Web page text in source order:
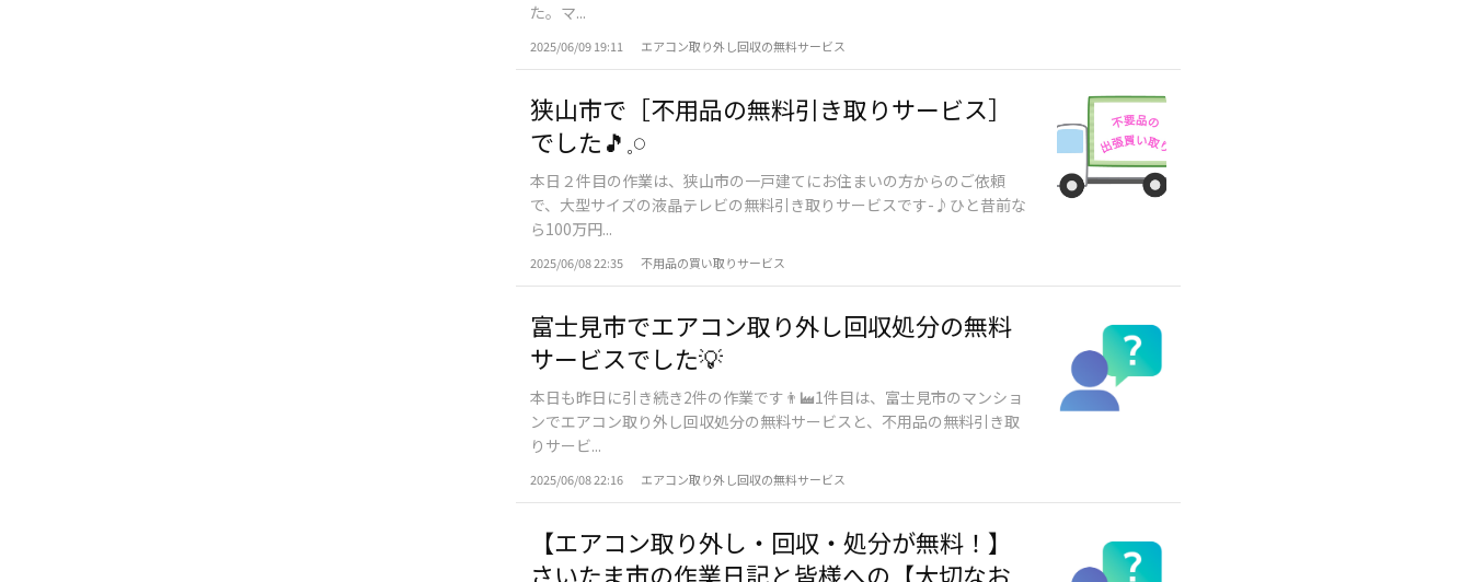
た。マ...
2025/06/09 19:11 エアコン取り外し回収の無料サービス
狭山市で［不用品の無料引き取りサービス］
でした🎵𓈒𓏸
本日２件目の作業は、狭山市の一戸建てにお住まいの方からのご依頼
で、大型サイズの液晶テレビの無料引き取りサービスです-♪ひと昔前な
ら100万円...
2025/06/08 22:35 不用品の買い取りサービス
富士見市でエアコン取り外し回収処分の無料
サービスでした💡
本日も昨日に引き続き2件の作業です👨‍🏭1件目は、富士見市のマンショ
ンでエアコン取り外し回収処分の無料サービスと、不用品の無料引き取
りサービ...
2025/06/08 22:16 エアコン取り外し回収の無料サービス
​【エアコン取り外し・回収・処分が無料！】
さいたま市の作業日記と皆様への【大切なお